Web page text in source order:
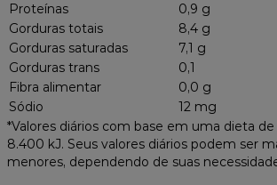
Proteínas
0,9 g
Gorduras totais
8,4 g
Gorduras saturadas
7,1 g
Gorduras trans
0,1
Fibra alimentar
0,0 g
Sódio
12 mg
*Valores diários com base em uma dieta
8.400 kJ. Seus valores diários podem ser
menores, dependendo de suas